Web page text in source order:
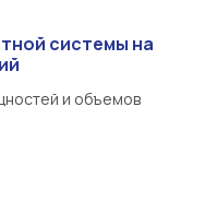
системы на
и объемов